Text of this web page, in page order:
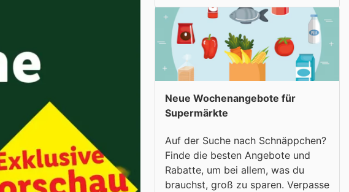
Neue Wochenangebote für
Supermärkte
Auf der Suche nach Schnäppchen?
Finde die besten Angebote und
Rabatte, um bei allem, was du
brauchst, groß zu sparen. Verpasse